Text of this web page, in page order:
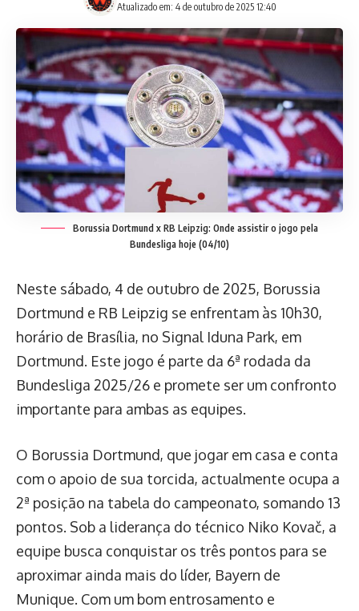
Atualizado em: 4 de outubro de 2025 12:40
Borussia Dortmund x RB Leipzig: Onde assistir o jogo pela
Bundesliga hoje (04/10)
Neste sábado, 4 de outubro de 2025, Borussia
Dortmund e RB Leipzig se enfrentam às 10h30,
horário de Brasília, no Signal Iduna Park, em
Dortmund. Este jogo é parte da 6ª rodada da
Bundesliga 2025/26 e promete ser um confronto
importante para ambas as equipes.
O Borussia Dortmund, que jogar em casa e conta
com o apoio de sua torcida, actualmente ocupa a
2ª posição na tabela do campeonato, somando 13
pontos. Sob a liderança do técnico Niko Kovač, a
equipe busca conquistar os três pontos para se
aproximar ainda mais do líder, Bayern de
Munique. Com um bom entrosamento e